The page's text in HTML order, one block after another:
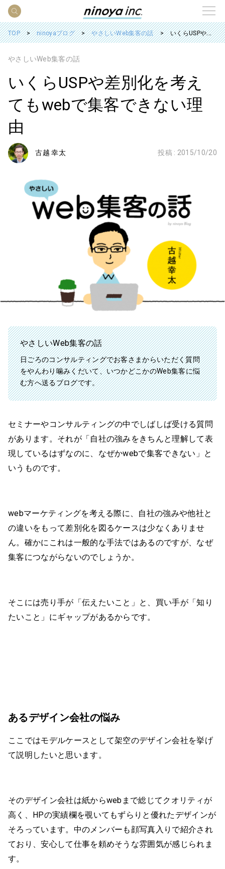
TOP ninoyaブログ やさしいWeb集客の話 いくらUSPや差別化を考えてもwebで集客できない理由
やさしいWeb集客の話
いくらUSPや差別化を考え
てもwebで集客できない理
由
古越 幸太 投稿 : 2015/10/20
やさしいWeb集客の話
日ごろのコンサルティングでお客さまからいただく質問
をやんわり噛みくだいて、いつかどこかのWeb集客に悩
む方へ送るブログです。
セミナーやコンサルティングの中でしばしば受ける質問
があります。それが「自社の強みをきちんと理解して表
現しているはずなのに、なぜかwebで集客できない」と
いうものです。
webマーケティングを考える際に、自社の強みや他社と
の違いをもって差別化を図るケースは少なくありませ
ん。確かにこれは一般的な手法ではあるのですが、なぜ
集客につながらないのでしょうか。
そこには売り手が「伝えたいこと」と、買い手が「知り
たいこと」にギャップがあるからです。
あるデザイン会社の悩み
ここではモデルケースとして架空のデザイン会社を挙げ
て説明したいと思います。
そのデザイン会社は紙からwebまで総じてクオリティが
高く、HPの実績欄を覗いてもずらりと優れたデザインが
そろっています。中のメンバーも顔写真入りで紹介され
ており、安心して仕事を頼めそうな雰囲気が感じられま
す。